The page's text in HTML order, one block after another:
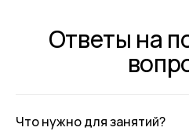
Ответы на
Что нужно для занятий?